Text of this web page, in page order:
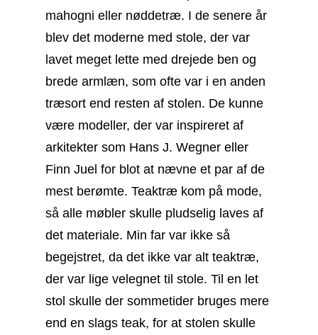
mahogni eller nøddetræ. I de senere år
blev det moderne med stole, der var
lavet meget lette med drejede ben og
brede armlæn, som ofte var i en anden
træsort end resten af stolen. De kunne
være modeller, der var inspireret af
arkitekter som Hans J. Wegner eller
Finn Juel for blot at nævne et par af de
mest berømte. Teaktræ kom på mode,
så alle møbler skulle pludselig laves af
det materiale. Min far var ikke så
begejstret, da det ikke var alt teaktræ,
der var lige velegnet til stole. Til en let
stol skulle der sommetider bruges mere
end en slags teak, for at stolen skulle